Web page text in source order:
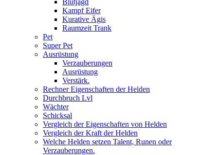
Blutjagd
Kampf Eifer
Kurative Ägis
Raumzeit Trank
Pet
Super Pet
Ausrüstung
Verzauberungen
Ausrüstung
Verstärk.
Rechner Eigenschaften der Helden
Durchbruch Lvl
Wächter
Schicksal
Vergleich der Eigenschaften von Helden
Vergleich der Kraft der Helden
Welche Helden setzen Talent, Runen oder
Verzauberungen.